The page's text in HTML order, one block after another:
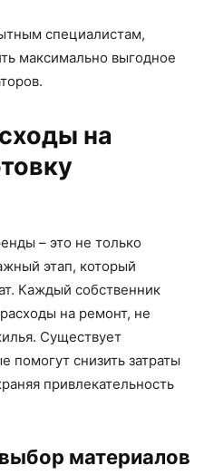
специалистам,
максимально выгодное
на
– это не только
этап, который
Каждый собственник
на ремонт, не
Существует
помогут снизить затраты
привлекательность
материалов